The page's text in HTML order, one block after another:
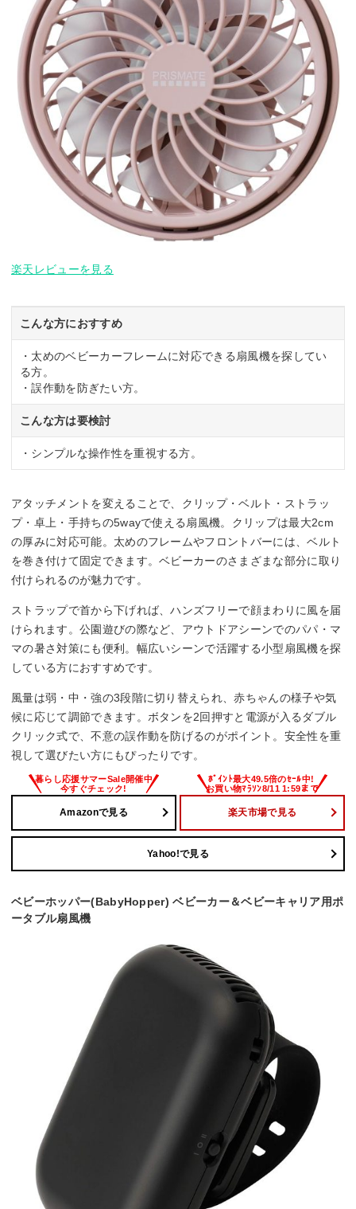
楽天レビューを見る
こんな方におすすめ
・太めのベビーカーフレームに対応できる扇風機を探してい
る方。
・誤作動を防ぎたい方。
こんな方は要検討
・シンプルな操作性を重視する方。
アタッチメントを変えることで、クリップ・ベルト・ストラッ
プ・卓上・手持ちの5wayで使える扇風機。クリップは最大2cm
の厚みに対応可能。太めのフレームやフロントバーには、ベルト
を巻き付けて固定できます。ベビーカーのさまざまな部分に取り
付けられるのが魅力です。
ストラップで首から下げれば、ハンズフリーで顔まわりに風を届
けられます。公園遊びの際など、アウトドアシーンでのパパ・マ
マの暑さ対策にも便利。幅広いシーンで活躍する小型扇風機を探
している方におすすめです。
風量は弱・中・強の3段階に切り替えられ、赤ちゃんの様子や気
候に応じて調節できます。ボタンを2回押すと電源が入るダブル
クリック式で、不意の誤作動を防げるのがポイント。安全性を重
視して選びたい方にもぴったりです。
Amazonで見る 楽天市場で見る
Yahoo!で見る
ベビーホッパー(BabyHopper) ベビーカー＆ベビーキャリア用ポ
ータブル扇風機